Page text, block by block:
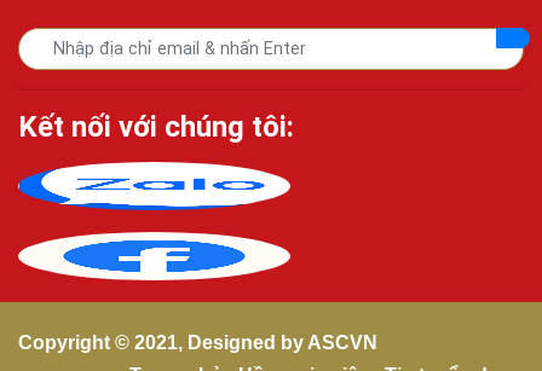
Kết nối với chúng tôi:
Copyright © 2021, Designed by ASCVN